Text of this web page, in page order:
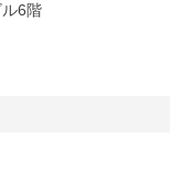
6階